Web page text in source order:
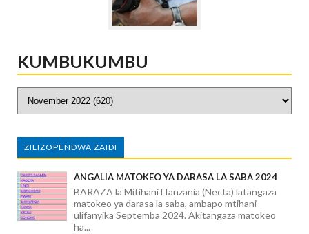
KUMBUKUMBU
ZILIZOPENDWA ZAIDI
ANGALIA MATOKEO YA DARASA LA SABA 2024
BARAZA la Mitihani lTanzania (Necta) latangaza
matokeo ya darasa la saba, ambapo mtihani
ulifanyika Septemba 2024. Akitangaza matokeo
ha...